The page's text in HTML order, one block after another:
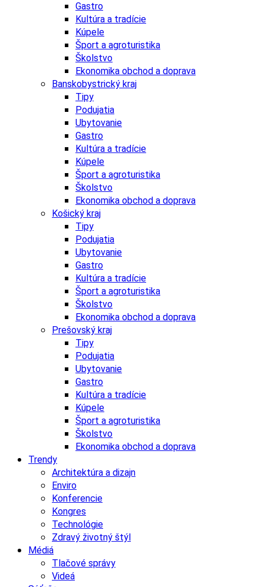
Gastro
Kultúra a tradície
Kúpele
Šport a agroturistika
Školstvo
Ekonomika obchod a doprava
Banskobystrický kraj
Tipy
Podujatia
Ubytovanie
Gastro
Kultúra a tradície
Kúpele
Šport a agroturistika
Školstvo
Ekonomika obchod a doprava
Košický kraj
Tipy
Podujatia
Ubytovanie
Gastro
Kultúra a tradície
Šport a agroturistika
Školstvo
Ekonomika obchod a doprava
Prešovský kraj
Tipy
Podujatia
Ubytovanie
Gastro
Kultúra a tradície
Kúpele
Šport a agroturistika
Školstvo
Ekonomika obchod a doprava
Trendy
Architektúra a dizajn
Enviro
Konferencie
Kongres
Technológie
Zdravý životný štýl
Médiá
Tlačové správy
Videá